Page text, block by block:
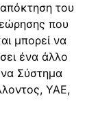
του
που
μπορεί να
ένα άλλο
Σύστημα
ΥΑΕ,